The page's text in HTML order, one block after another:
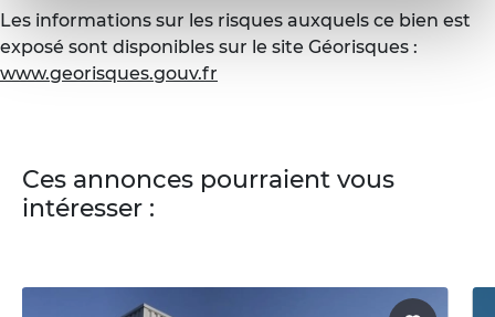
Les informations sur les risques auxquels ce bien est
exposé sont disponibles sur le site Géorisques :
www.georisques.gouv.fr
Ces annonces pourraient vous
intéresser :